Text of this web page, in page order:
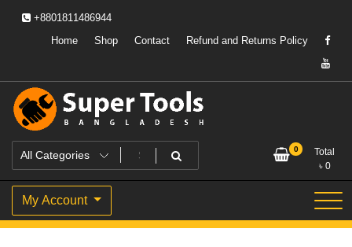
+8801811486944
Home
Shop Contact Refund and Returns Policy
Super Tools Bangladesh
Powering Professionals. Building Bangladesh.
0
Total
৳ 0
My Account